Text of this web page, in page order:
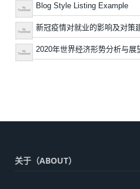
Blog Style Listing Example
新冠疫情对就业的影响及对策
2020年世界经济形势分析与展
关于（ABOUT）